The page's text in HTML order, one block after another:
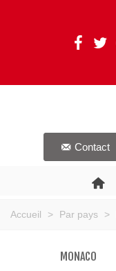
Contact
Accueil > Par pays >
MONACO